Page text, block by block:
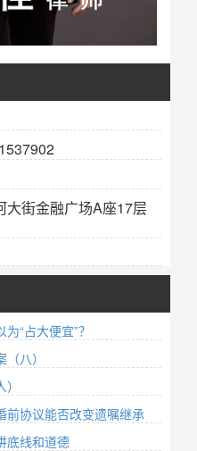
大街金融广场A座17层
“占大便宜”？
八）
前协议能否改变遗嘱继承
底线和道德